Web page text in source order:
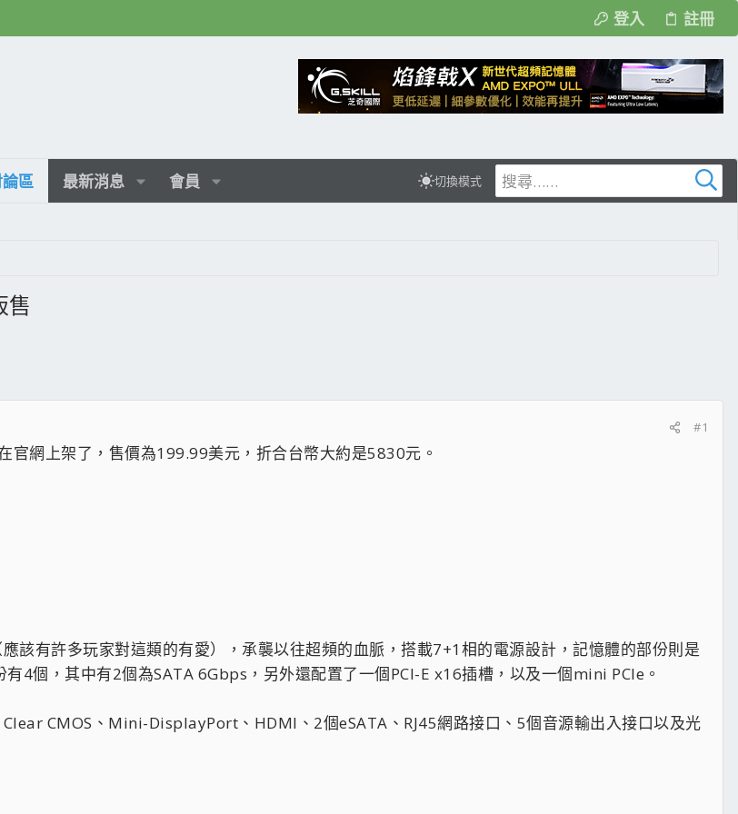
登入 註冊
區 最新消息 會員 切換模式
售
#1
官網上架了，售價為199.99美元，折合台幣大約是5830元。
該有許多玩家對這類的有愛），承襲以往超頻的血脈，搭載7+1相的電源設計，記憶體的部份則是
4個，其中有2個為SATA 6Gbps，另外還配置了一個PCI-E x16插槽，以及一個mini PCIe。
CMOS、Mini-DisplayPort、HDMI、2個eSATA、RJ45網路接口、5個音源輸出入接口以及光